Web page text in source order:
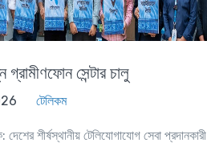
গ্রামীণফোন সেন্টার চালু
টেলিকম
শীর্ষস্থানীয় টেলিযোগাযোগ সেবা প্রদানকারী